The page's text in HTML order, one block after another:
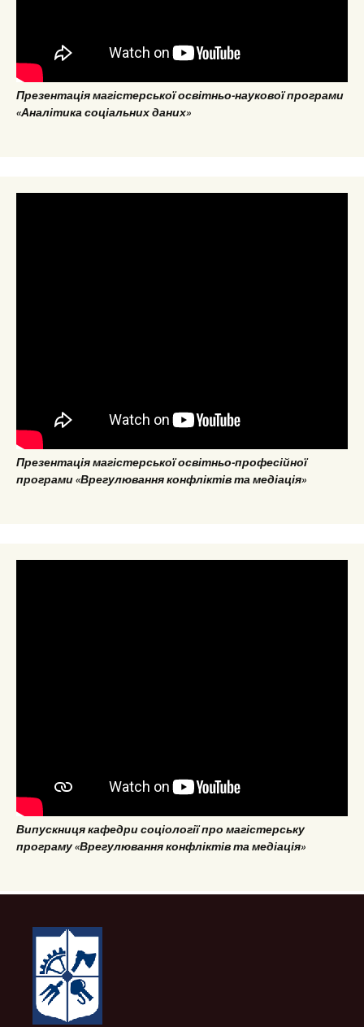
Презентація магістерської освітньо-наукової програми
«Аналітика соціальних даних»
Презентація магістерської освітньо-професійної
програми «Врегулювання конфліктів та медіація»
Випускниця кафедри соціології про магістерську
програму «Врегулювання конфліктів та медіація»